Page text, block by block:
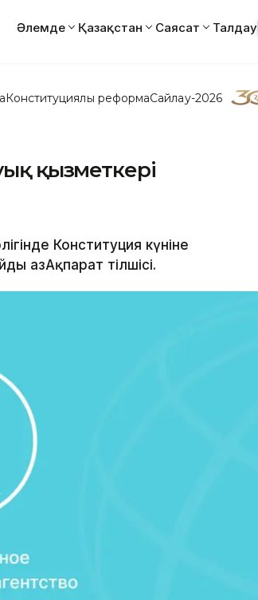
Әлемде Қазақстан Саясат Талдау
Конституциялық реформаСайлау-2026
қызметкері
Конституция күніне
ҚазАқпарат тілшісі.